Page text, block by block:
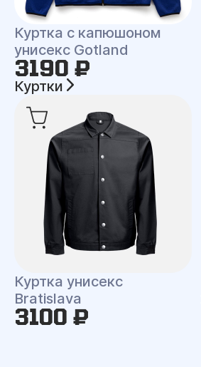
Куртка с капюшоном
унисекс Gotland
3190 ₽
Куртки
Куртка унисекс
Bratislava
3100 ₽